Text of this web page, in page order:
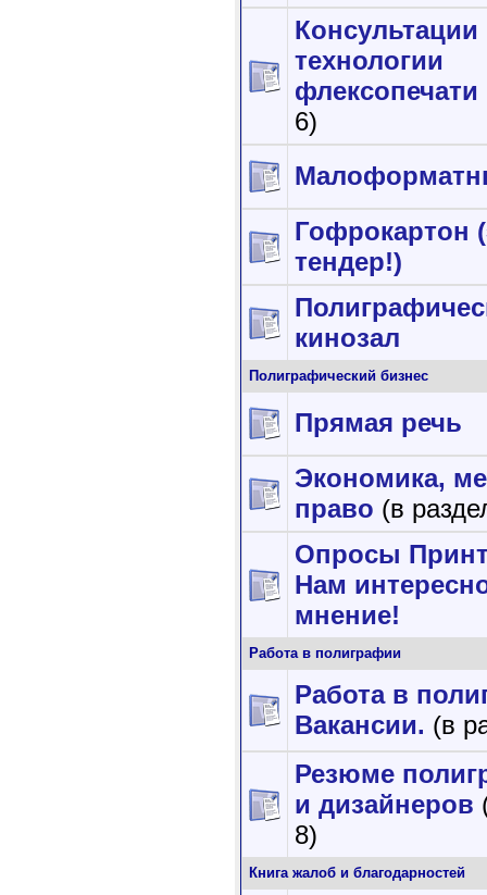
Консультации
технологии
флексопечати
6)
Гофрокартон
тендер!)
кинозал
Полиграфический бизнес
Прямая речь
Экономика,
право (в
Опросы
Нам
мнение!
Работа в полиграфии
Работа в
Вакансии. (в
Резюме
и дизайнеров
8)
Книга жалоб и благодарностей